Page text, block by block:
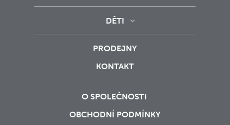
DĚTI
PRODEJNY
KONTAKT
O SPOLEČNOSTI
OBCHODNÍ PODMÍNKY